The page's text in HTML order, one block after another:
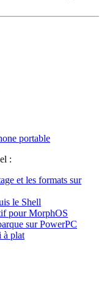
portable
:
et les formats sur
le Shell
pour MorphOS
sur PowerPC
à plat